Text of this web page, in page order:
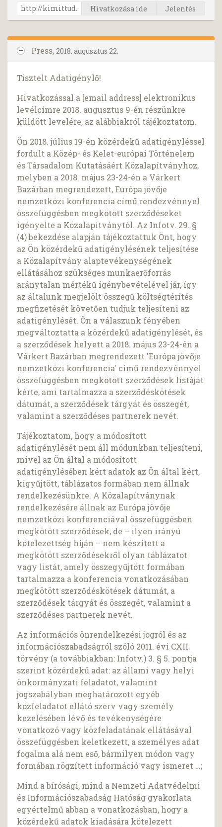
Hivatkozása ide Jelentés
Press, 2018. augusztus 22.
Tisztelt Adatigénylő!
Hivatkozással a [email address] elektronikus
levélcímre 2018. augusztus 9-én részünkre
küldött levelére, az alábbiakról tájékoztatom.
Ön 2018. július 19-én közérdekű adatigényléssel
fordult a Közép- és Kelet-európai Történelem
és Társadalom Kutatásáért Közalapítványhoz,
melyben a 2018. május 23-24-én a Várkert
Bazárban megrendezett, Európa jövője
nemzetközi konferencia című rendezvénnyel
összefüggésben megkötött szerződéseket
igényelte a Közalapítványtól. Az Infotv. 29. §
(4) bekezdése alapján tájékoztattuk Önt, hogy
az Ön közérdekű adatigénylésének teljesítése
a Közalapítvány alaptevékenységének
ellátásához szükséges munkaerőforrás
aránytalan mértékű igénybevételével jár, így
az általunk megjelölt összegű költségtérítés
megfizetését követően tudjuk teljesíteni az
adatigénylését. Ön a válaszunk fényében
megváltoztatta a közérdekű adatigénylését, és
a szerződések helyett a 2018. május 23-24-én a
Várkert Bazárban megrendezett 'Európa jövője
nemzetközi konferencia' című rendezvénnyel
összefüggésben megkötött szerződések listáját
kérte, ami tartalmazza a szerződéskötések
dátumát, a szerződések tárgyát és összegét,
valamint a szerződéses partnerek nevét.
Tájékoztatom, hogy a módosított
adatigénylését nem áll módunkban teljesíteni,
mivel az Ön által a módosított
adatigénylésében kért adatok az Ön által kért,
kigyűjtött, táblázatos formában nem állnak
rendelkezésünkre. A Közalapítványnak
rendelkezésére állnak az Európa jövője
nemzetközi konferenciával összefüggésben
megkötött szerződések, de – ilyen irányú
kötelezettség híján – nem készített a
megkötött szerződésekről olyan táblázatot
vagy listát, amely összegyűjtött formában
tartalmazza a konferencia vonatkozásában
megkötött szerződéskötések dátumát, a
szerződések tárgyát és összegét, valamint a
szerződéses partnerek nevét.
Az információs önrendelkezési jogról és az
információszabadságról szóló 2011. évi CXII.
törvény (a továbbiakban: Infotv.) 3. § 5. pontja
szerint közérdekű adat: az állami vagy helyi
önkormányzati feladatot, valamint
jogszabályban meghatározott egyéb
közfeladatot ellátó szerv vagy személy
kezelésében lévő és tevékenységére
vonatkozó vagy közfeladatának ellátásával
összefüggésben keletkezett, a személyes adat
fogalma alá nem eső, bármilyen módon vagy
formában rögzített információ vagy ismeret …;
Mind a bírósági, mind a Nemzeti Adatvédelmi
és Információszabadság Hatóság gyakorlata
egyértelmű abban a vonatkozásban, hogy a
közérdekű adatok kiadására kötelezett